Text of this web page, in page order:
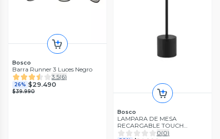
Bosco
Barra Runner 3 Luces Negro
3.5(6)
26% $29.490
$39.990
Bosco
LAMPARA DE MESA
RECARGABLE TOUCH
NEGRO DIMEABLE 3 TONOS
0(0)